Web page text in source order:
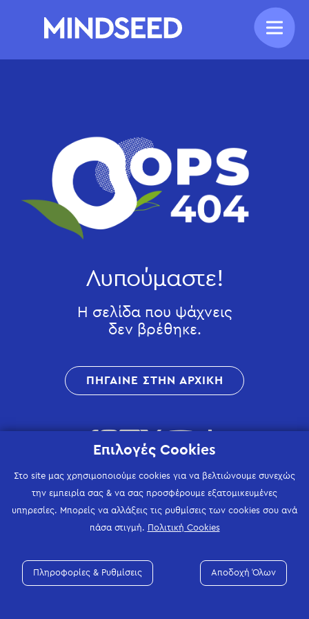
Λυπούμαστε!
Η σελίδα που ψάχνεις
δεν βρέθηκε.
ΠΗΓΑΙΝΕ ΣΤΗΝ ΑΡΧΙΚΗ
Επιλογές Cookies
Στο site μας χρησιμοποιούμε cookies για να βελτιώνουμε συνεχώς
την εμπειρία σας & να σας προσφέρουμε εξατομικευμένες
υπηρεσίες. Μπορείς να αλλάξεις τις ρυθμίσεις των cookies σου ανά
πάσα στιγμή. Πολιτική Cookies
Πληροφορίες & Ρυθμίσεις Αποδοχή Όλων